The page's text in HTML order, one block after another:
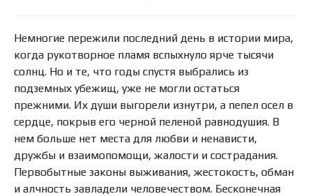
Немногие пережили последний день в истории мира,
когда рукотворное пламя вспыхнуло ярче тысячи
солнц. Но и те, что годы спустя выбрались из
подземных убежищ, уже не могли остаться
прежними. Их души выгорели изнутри, а пепел осел в
сердце, покрыв его черной пеленой равнодушия. В
нем больше нет места для любви и ненависти,
дружбы и взаимопомощи, жалости и сострадания.
Первобытные законы выживания, жестокость, обман
и алчность завладели человечеством. Бесконечная